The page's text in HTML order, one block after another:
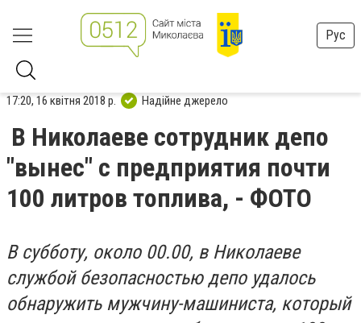
Рус
17:20, 16 квітня 2018 р. Надійне джерело
В Николаеве сотрудник депо
"вынес" с предприятия почти
100 литров топлива, - ФОТО
В субботу, около 00.00, в Николаеве
службой безопасностью депо удалось
обнаружить мужчину-машиниста, который